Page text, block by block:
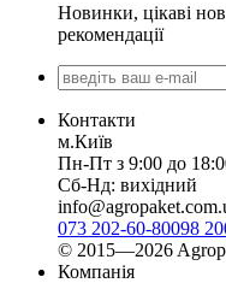
Новинки, цікаві
рекомендації
Контакти
м.Київ
Пн-Пт з 9:00 до
Сб-Нд: вихідний
073 202-60-80098
© 2015—2026
Компанія